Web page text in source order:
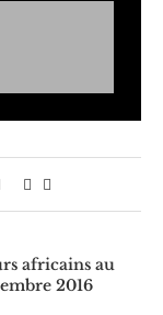
africains au
2016